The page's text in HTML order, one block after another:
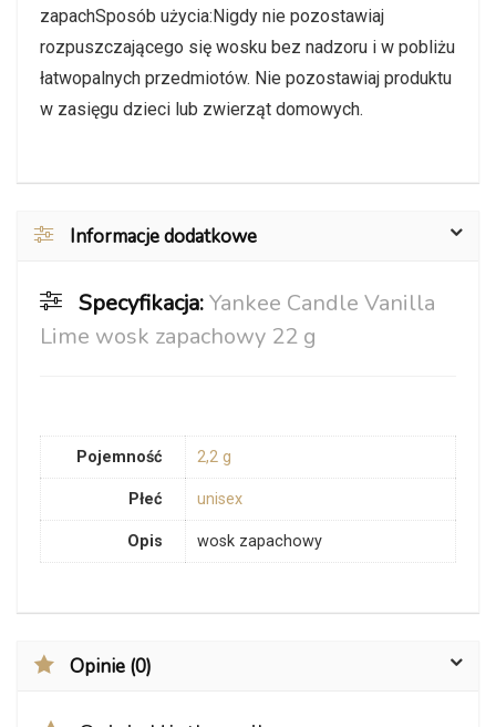
zapachSposób użycia:Nigdy nie pozostawiaj
rozpuszczającego się wosku bez nadzoru i w pobliżu
łatwopalnych przedmiotów. Nie pozostawiaj produktu
w zasięgu dzieci lub zwierząt domowych.
Informacje dodatkowe
Specyfikacja:Yankee Candle Vanilla
Lime wosk zapachowy 22 g
Pojemność 2,2 g
Płeć unisex
Opis wosk zapachowy
Opinie (0)